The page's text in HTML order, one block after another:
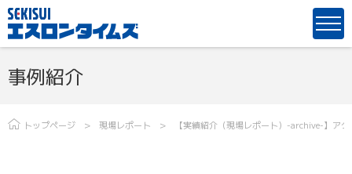
事例紹介
トップページ 現場レポート 【実績紹介（現場レポート）-archive-】ア